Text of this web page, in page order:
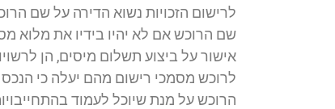
לרישום הזכויות נשוא הדירה על שם
שם הרוכש אם לא יהיו בידיו את מלוא
אישור על ביצוע תשלום מיסים, הן
לרוכש מסמכי רישום מהם יעלה כי
הרוכש על מנת שיוכל לעמוד